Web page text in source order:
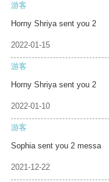
游客
Horny Shriya sent you 2
2022-01-15
游客
Horny Shriya sent you 2
2022-01-10
游客
Sophia sent you 2 messa
2021-12-22